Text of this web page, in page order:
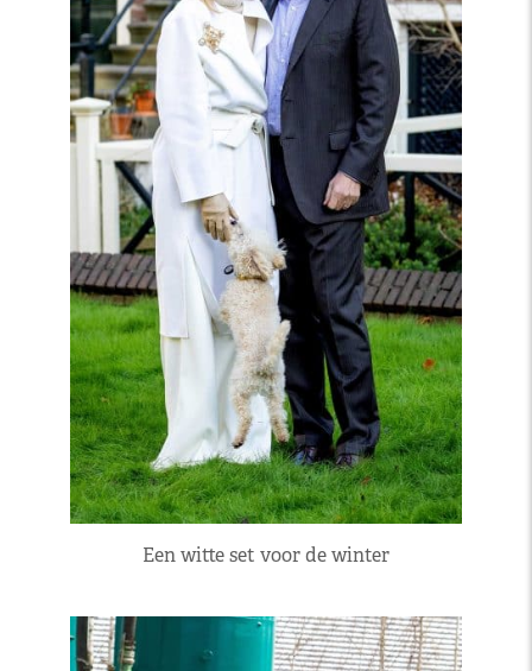
Een witte set voor de winter